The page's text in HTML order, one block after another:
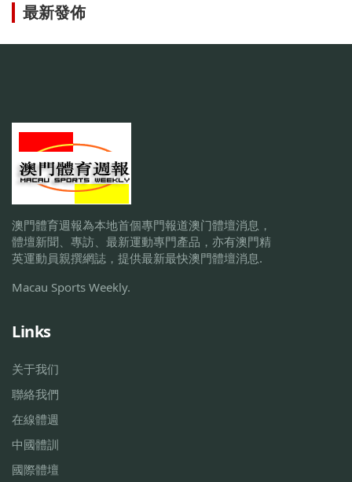
最新發佈
澳門體育週報為本地首個專門報道澳门體壇消息，
體壇新聞、專訪、最新運動專門產品，亦有澳門精
英運動員親撰網誌，提供最新最快澳門體壇消息.
Macau Sports Weekly.
Links
关于我们
聯絡我們
在線體週
中國體訓
國際體壇